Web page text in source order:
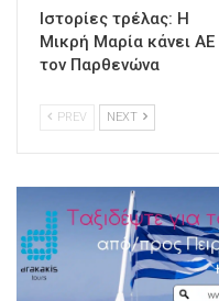
Ιστορίες τρέλας: Η
Μικρή Μαρία κάνει ΑΕ
τον Παρθενώνα
PREV NEXT